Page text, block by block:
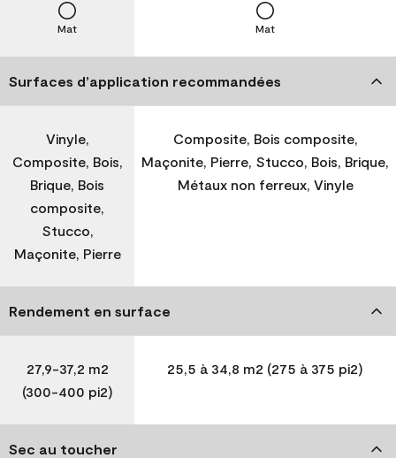
Mat Mat
Surfaces d’application recommandées
Vinyle,
Composite, Bois,
Brique, Bois
composite,
Stucco,
Maçonite, Pierre
Composite, Bois composite,
Maçonite, Pierre, Stucco, Bois, Brique,
Métaux non ferreux, Vinyle
Rendement en surface
27,9-37,2 m2
(300-400 pi2)
25,5 à 34,8 m2 (275 à 375 pi2)
Sec au toucher